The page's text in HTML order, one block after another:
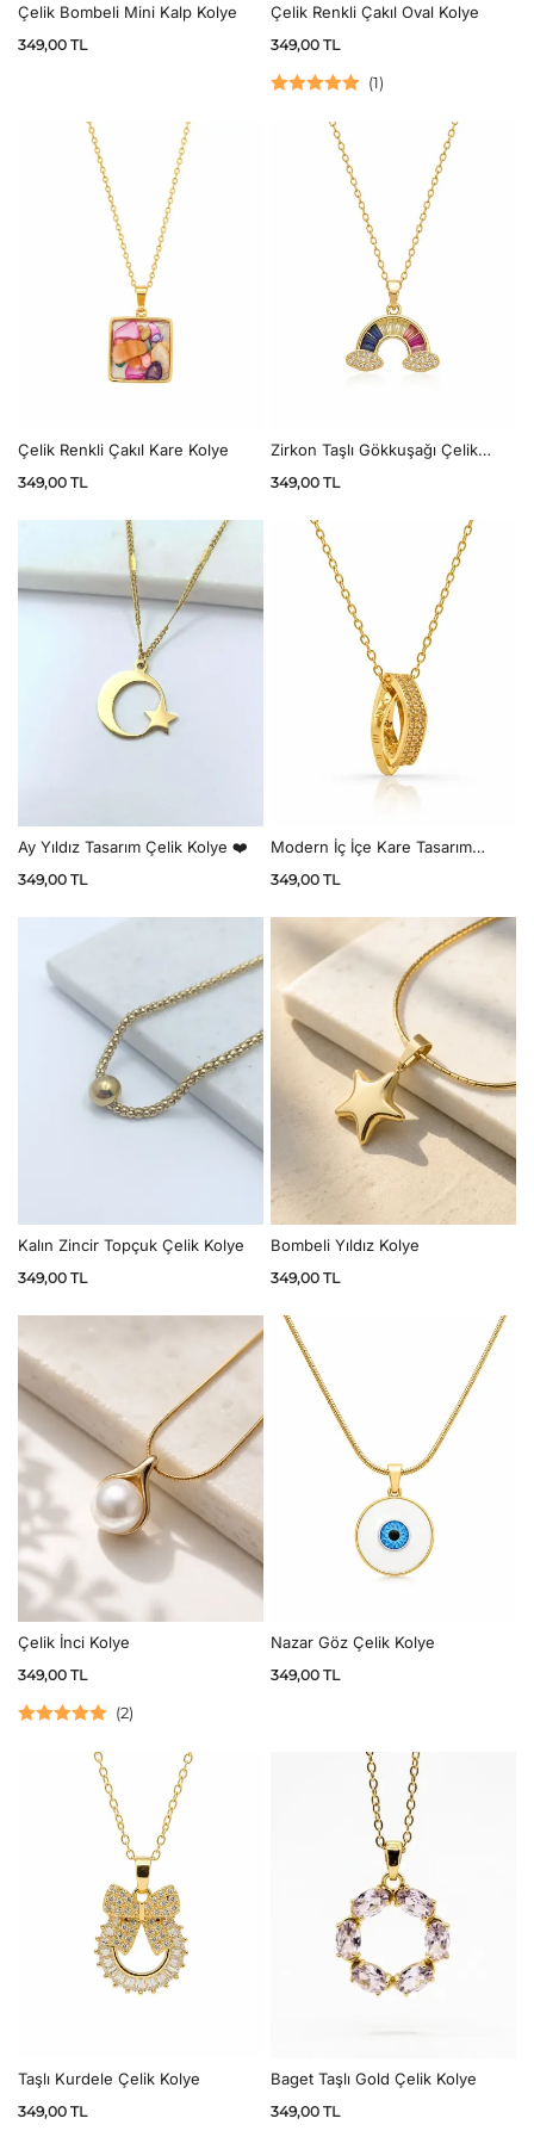
Çelik Bombeli Mini Kalp Kolye
349,00 TL
Çelik Renkli Çakıl Oval Kolye
349,00 TL
oy aldı
(1)
Çelik Renkli Çakıl Kare Kolye
349,00 TL
Zirkon Taşlı Gökkuşağı Çelik
349,00 TL
Ay Yıldız Tasarım Çelik Kolye ❤️
349,00 TL
Modern İç İçe Kare Tasarım
349,00 TL
Kalın Zincir Topçuk Çelik Kolye
349,00 TL
Bombeli Yıldız Kolye
349,00 TL
Çelik İnci Kolye
349,00 TL
oy aldı
(2)
Nazar Göz Çelik Kolye
349,00 TL
Taşlı Kurdele Çelik Kolye
349,00 TL
Baget Taşlı Gold Çelik Kolye
349,00 TL